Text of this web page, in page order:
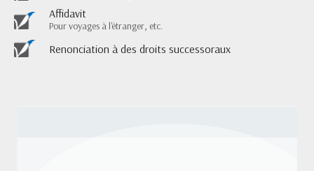
Affidavit
Pour voyages à l'étranger, etc.
Renonciation à des droits successoraux